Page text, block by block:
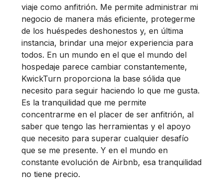
viaje como anfitrión. Me permite administrar mi
negocio de manera más eficiente, protegerme
de los huéspedes deshonestos y, en última
instancia, brindar una mejor experiencia para
todos. En un mundo en el que el mundo del
hospedaje parece cambiar constantemente,
KwickTurn proporciona la base sólida que
necesito para seguir haciendo lo que me gusta.
Es la tranquilidad que me permite
concentrarme en el placer de ser anfitrión, al
saber que tengo las herramientas y el apoyo
que necesito para superar cualquier desafío
que se me presente. Y en el mundo en
constante evolución de Airbnb, esa tranquilidad
no tiene precio.